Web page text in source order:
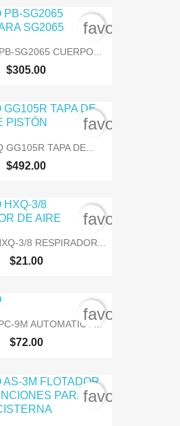
SG2065 CUERPO...
$305.00
GG105R TAPA DE...
$492.00
3/8 RESPIRADOR...
$21.00
9M AUTOMATICO...
$72.00